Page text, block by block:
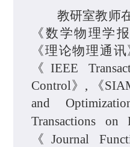
教研室教师
《数学物理学
《理论物理通
《IEEE
Control》, 《
and
Transactions
on
《Journal